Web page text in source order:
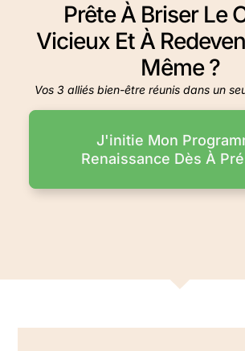
Prête À Briser Le
Vicieux Et À
Même ?
Vos 3 alliés bien-être réunis dans un
J'initie Mon
Renaissance Dès À